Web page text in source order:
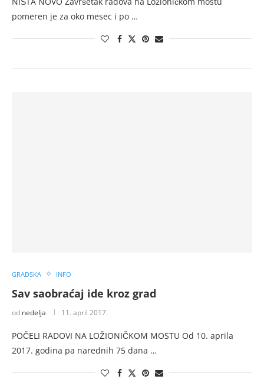
pomeren je za oko mesec i po …
GRADSKA INFO
Sav saobraćaj ide kroz grad
od nedelja 11. april 2017.
POČELI RADOVI NA LOŽIONIČKOM MOSTU Od 10. aprila
2017. godina pa narednih 75 dana …